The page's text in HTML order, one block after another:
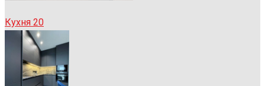
Кухня 20